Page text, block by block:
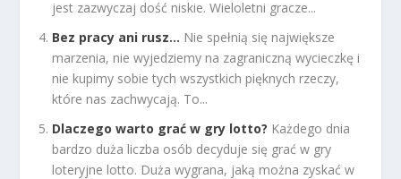
jest zazwyczaj dość niskie. Wieloletni gracze...
Bez pracy ani rusz… Nie spełnią się największe
marzenia, nie wyjedziemy na zagraniczną wycieczkę i
nie kupimy sobie tych wszystkich pięknych rzeczy,
które nas zachwycają. To...
Dlaczego warto grać w gry lotto? Każdego dnia
bardzo duża liczba osób decyduje się grać w gry
loteryjne lotto. Duża wygrana, jaką można zyskać w